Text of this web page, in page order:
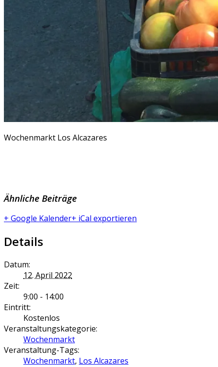
Wochenmarkt Los Alcazares
Ähnliche Beiträge
+ Google Kalender+ iCal exportieren
Details
Datum:
12. April 2022
Zeit:
9:00 - 14:00
Eintritt:
Kostenlos
Veranstaltungskategorie:
Wochenmarkt
Veranstaltung-Tags:
Wochenmarkt, Los Alcazares